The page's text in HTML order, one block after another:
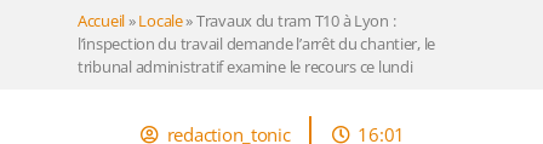
Accueil»Locale»Travaux du tram T10 à Lyon :
l’inspection du travail demande l’arrêt du chantier, le
tribunal administratif examine le recours ce lundi
redaction_tonic 16:01